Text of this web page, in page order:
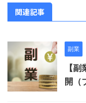
関連記事
副業
【
開（